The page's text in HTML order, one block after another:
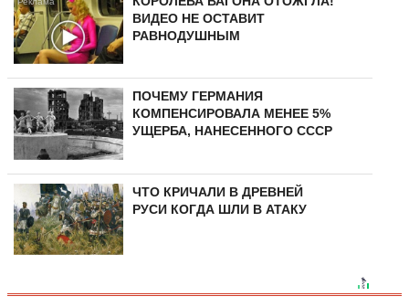
ВИДЕО НЕ ОСТАВИТ
РАВНОДУШНЫМ
ПОЧЕМУ ГЕРМАНИЯ
КОМПЕНСИРОВАЛА МЕНЕЕ 5%
УЩЕРБА, НАНЕСЕННОГО СССР
ЧТО КРИЧАЛИ В ДРЕВНЕЙ
РУСИ КОГДА ШЛИ В АТАКУ